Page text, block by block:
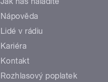
Nápověda
Lidé v rádiu
Kariéra
Kontakt
Rozhlasový poplatek